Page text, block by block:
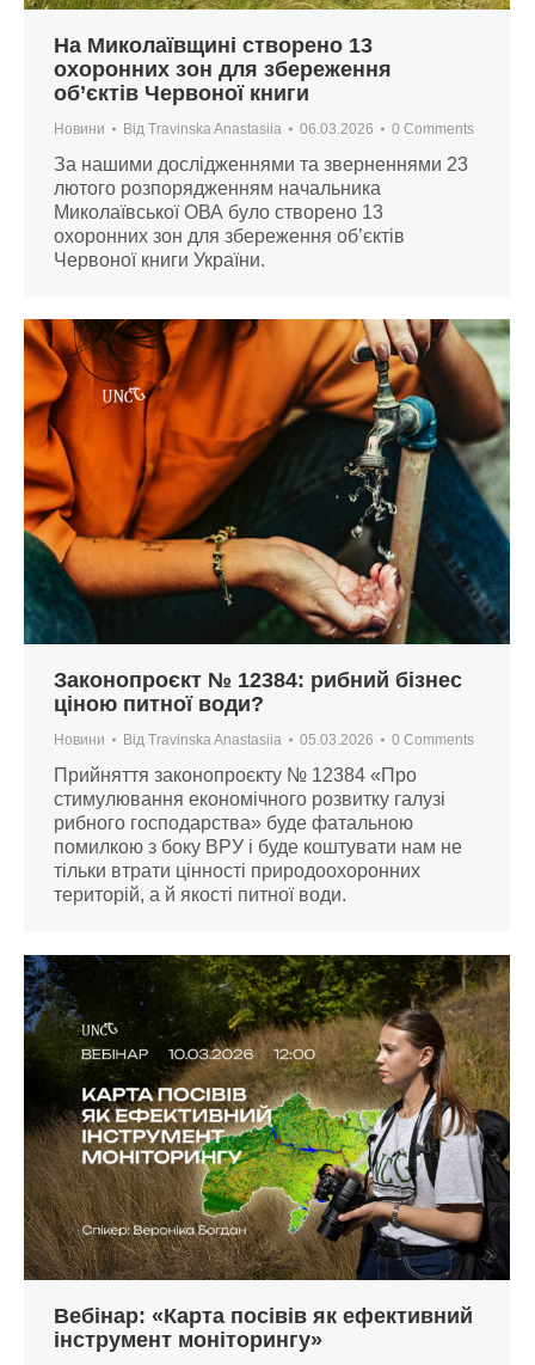
На Миколаївщині створено 13
охоронних зон для збереження
об’єктів Червоної книги
Новини Від Travinska Anastasiia 06.03.2026 0 Comments
За нашими дослідженнями та зверненнями 23
лютого розпорядженням начальника
Миколаївської ОВА було створено 13
охоронних зон для збереження об’єктів
Червоної книги України.
Законопроєкт № 12384: рибний бізнес
ціною питної води?
Новини Від Travinska Anastasiia 05.03.2026 0 Comments
Прийняття законопроєкту № 12384 «Про
стимулювання економічного розвитку галузі
рибного господарства» буде фатальною
помилкою з боку ВРУ і буде коштувати нам не
тільки втрати цінності природоохоронних
територій, а й якості питної води.
Вебінар: «Карта посівів як ефективний
інструмент моніторингу»